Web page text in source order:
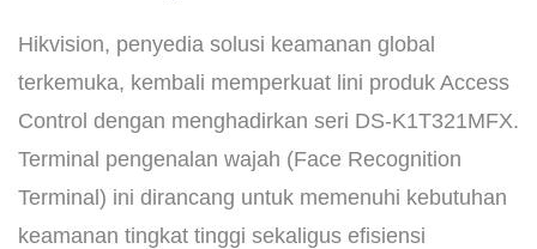
Hikvision, penyedia solusi keamanan global
terkemuka, kembali memperkuat lini produk Access
Control dengan menghadirkan seri DS-K1T321MFX.
Terminal pengenalan wajah (Face Recognition
Terminal) ini dirancang untuk memenuhi kebutuhan
keamanan tingkat tinggi sekaligus efisiensi